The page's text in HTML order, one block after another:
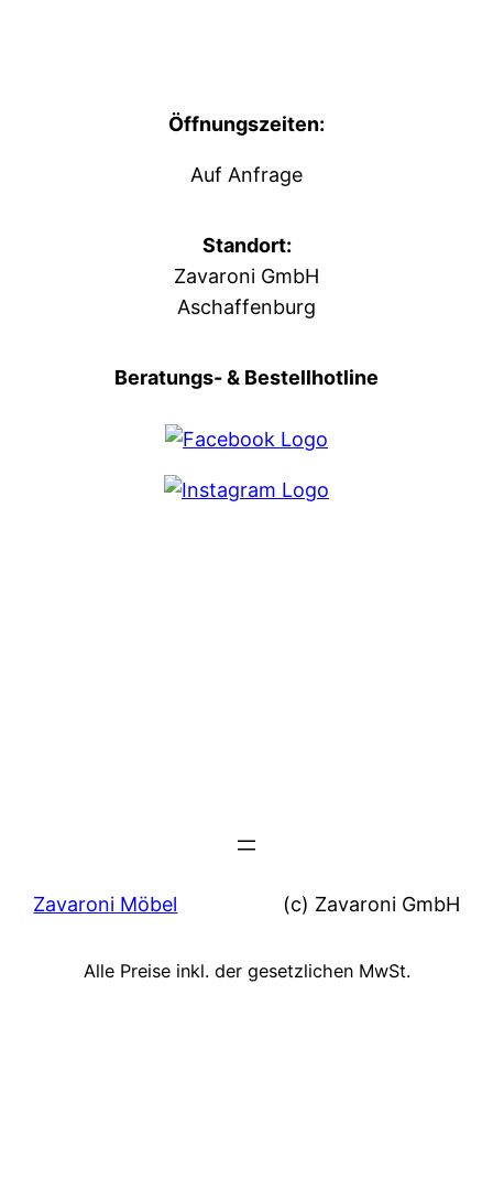
Öffnungszeiten:
Auf Anfrage
Standort:
Zavaroni GmbH
Aschaffenburg
Beratungs- & Bestellhotline
Zavaroni Möbel (c) Zavaroni GmbH
Alle Preise inkl. der gesetzlichen MwSt.